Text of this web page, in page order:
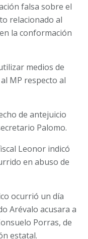
falsa sobre el
relacionado al
la conformación
medios de
MP respecto al
de antejuicio
Palomo.
Leonor indicó
en abuso de
ocurrió un día
Arévalo acusara a
Porras, de
estatal.